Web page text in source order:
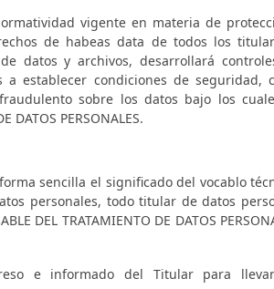
vigente en materia de
de habeas data de todos los
datos y archivos, desarrollará
a establecer condiciones de seguridad,
sobre los datos bajo los
DATOS PERSONALES.
sencilla el significado del vocablo
personales, todo titular de datos
DEL TRATAMIENTO DE DATOS
e informado del Titular para